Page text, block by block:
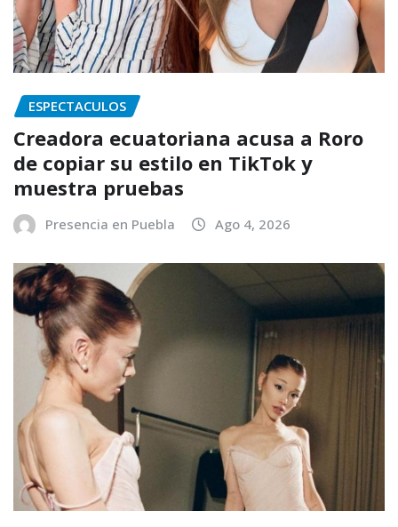
ESPECTACULOS
Creadora ecuatoriana acusa a Roro
de copiar su estilo en TikTok y
muestra pruebas
Presencia en Puebla Ago 4, 2026